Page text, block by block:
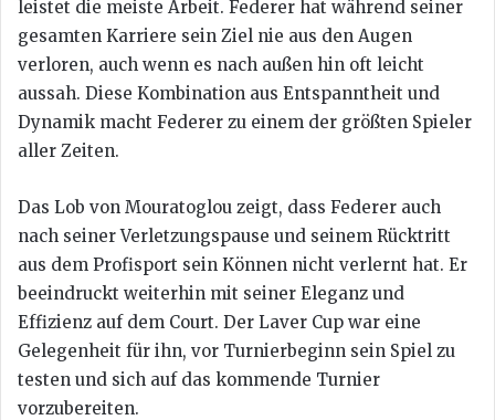
leistet die meiste Arbeit. Federer hat während seiner
gesamten Karriere sein Ziel nie aus den Augen
verloren, auch wenn es nach außen hin oft leicht
aussah. Diese Kombination aus Entspanntheit und
Dynamik macht Federer zu einem der größten Spieler
aller Zeiten.
Das Lob von Mouratoglou zeigt, dass Federer auch
nach seiner Verletzungspause und seinem Rücktritt
aus dem Profisport sein Können nicht verlernt hat. Er
beeindruckt weiterhin mit seiner Eleganz und
Effizienz auf dem Court. Der Laver Cup war eine
Gelegenheit für ihn, vor Turnierbeginn sein Spiel zu
testen und sich auf das kommende Turnier
vorzubereiten.